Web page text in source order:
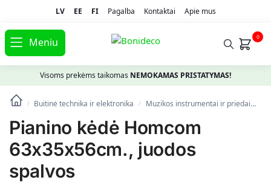
LV EE FI Pagalba Kontaktai Apie mus
Meniu 0
Visoms prekėms taikomas NEMOKAMAS PRISTATYMAS!
/ Buitinė technika ir elektronika / Muzikos instrumentai ir priedai
Pianino kėdė Homcom
63x35x56cm., juodos
spalvos